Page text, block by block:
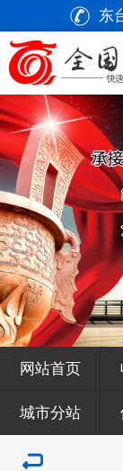
东
网站首页
城市分站